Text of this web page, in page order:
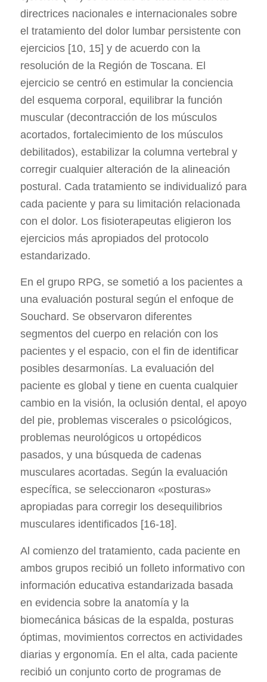
directrices nacionales e internacionales sobre
el tratamiento del dolor lumbar persistente con
ejercicios [10, 15] y de acuerdo con la
resolución de la Región de Toscana. El
ejercicio se centró en estimular la conciencia
del esquema corporal, equilibrar la función
muscular (decontracción de los músculos
acortados, fortalecimiento de los músculos
debilitados), estabilizar la columna vertebral y
corregir cualquier alteración de la alineación
postural. Cada tratamiento se individualizó para
cada paciente y para su limitación relacionada
con el dolor. Los fisioterapeutas eligieron los
ejercicios más apropiados del protocolo
estandarizado.
En el grupo RPG, se sometió a los pacientes a
una evaluación postural según el enfoque de
Souchard. Se observaron diferentes
segmentos del cuerpo en relación con los
pacientes y el espacio, con el fin de identificar
posibles desarmonías. La evaluación del
paciente es global y tiene en cuenta cualquier
cambio en la visión, la oclusión dental, el apoyo
del pie, problemas viscerales o psicológicos,
problemas neurológicos u ortopédicos
pasados, y una búsqueda de cadenas
musculares acortadas. Según la evaluación
específica, se seleccionaron «posturas»
apropiadas para corregir los desequilibrios
musculares identificados [16-18].
Al comienzo del tratamiento, cada paciente en
ambos grupos recibió un folleto informativo con
información educativa estandarizada basada
en evidencia sobre la anatomía y la
biomecánica básicas de la espalda, posturas
óptimas, movimientos correctos en actividades
diarias y ergonomía. En el alta, cada paciente
recibió un conjunto corto de programas de